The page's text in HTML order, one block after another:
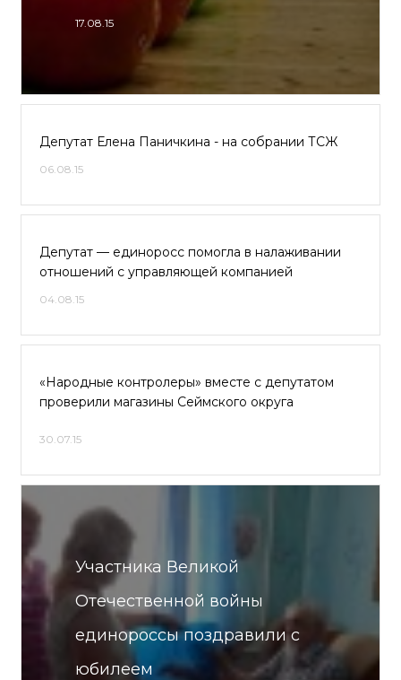
17.08.15
Депутат Елена Паничкина - на собрании ТСЖ
06.08.15
Депутат — единоросс помогла в налаживании
отношений с управляющей компанией
04.08.15
«Народные контролеры» вместе с депутатом
проверили магазины Сеймского округа
30.07.15
Участника Великой
Отечественной войны
единороссы поздравили с
юбилеем